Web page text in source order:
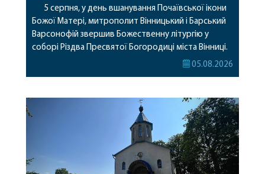
5 серпня, у день вшанування Почаївської ікони
Божої Матері, митрополит Вінницький і Барський
Варсонофій звершив Божественну літургію у
соборі Різдва Пресвятої Богородиці міста Вінниці.
Його Високопреосвященству співслужили
священному сані. Під час богослужіння підносилися
особливі молитви за мир в Україні, за воїнів, які
05.08.2026